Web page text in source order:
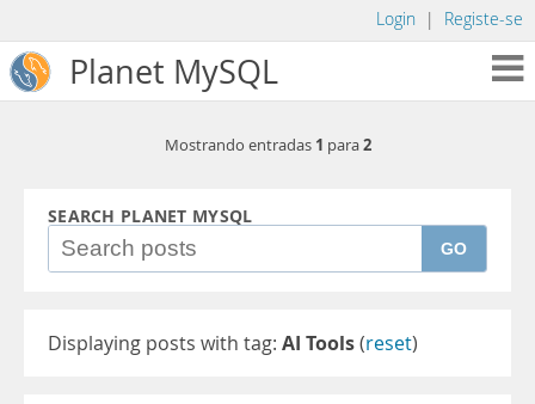
Login | Registe-se
Planet MySQL
Mostrando entradas 1 para2
SEARCH PLANET MYSQL
GO
Displaying posts with tag: AI Tools(reset)